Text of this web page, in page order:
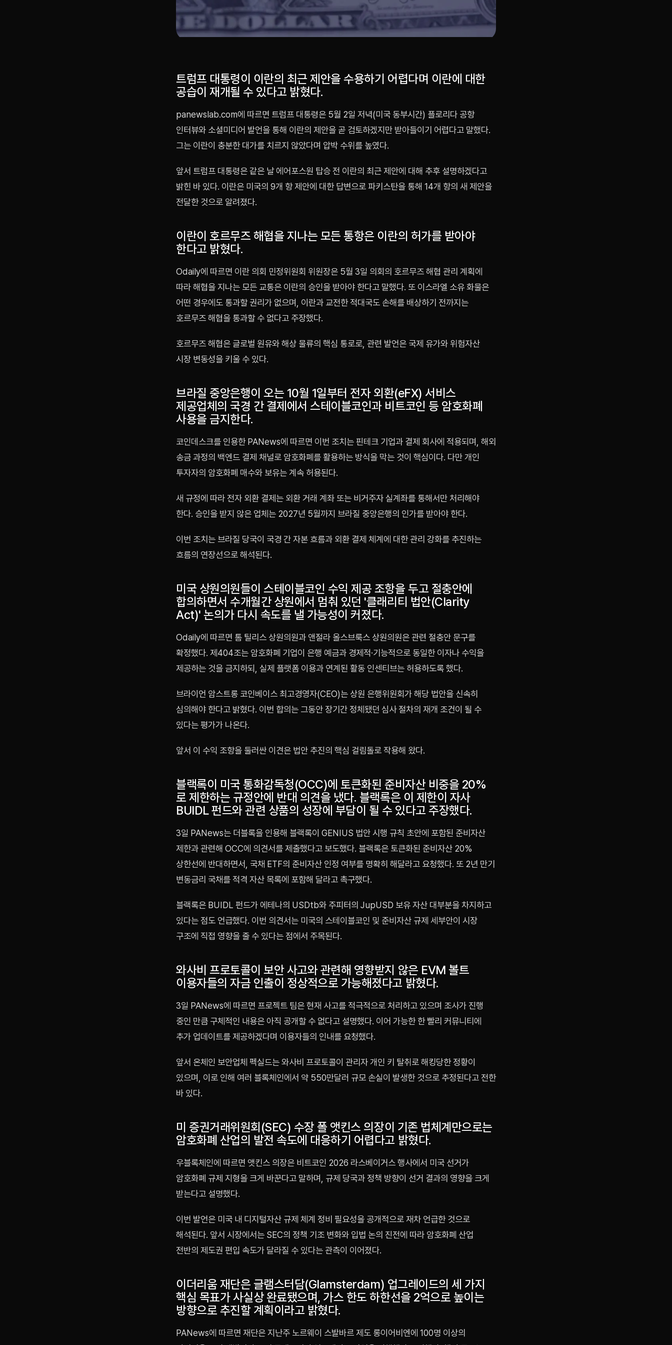
트럼프 대통령이 이란의 최근 제안을 수용하기 어렵다며 이란에 대한
공습이 재개될 수 있다고 밝혔다.
panewslab.com에 따르면 트럼프 대통령은 5월 2일 저녁(미국 동부시간) 플로리다 공항
인터뷰와 소셜미디어 발언을 통해 이란의 제안을 곧 검토하겠지만 받아들이기 어렵다고 말했다.
그는 이란이 충분한 대가를 치르지 않았다며 압박 수위를 높였다.
앞서 트럼프 대통령은 같은 날 에어포스원 탑승 전 이란의 최근 제안에 대해 추후 설명하겠다고
밝힌 바 있다. 이란은 미국의 9개 항 제안에 대한 답변으로 파키스탄을 통해 14개 항의 새 제안을
전달한 것으로 알려졌다.
이란이 호르무즈 해협을 지나는 모든 통항은 이란의 허가를 받아야
한다고 밝혔다.
Odaily에 따르면 이란 의회 민정위원회 위원장은 5월 3일 의회의 호르무즈 해협 관리 계획에
따라 해협을 지나는 모든 교통은 이란의 승인을 받아야 한다고 말했다. 또 이스라엘 소유 화물은
어떤 경우에도 통과할 권리가 없으며, 이란과 교전한 적대국도 손해를 배상하기 전까지는
호르무즈 해협을 통과할 수 없다고 주장했다.
호르무즈 해협은 글로벌 원유와 해상 물류의 핵심 통로로, 관련 발언은 국제 유가와 위험자산
시장 변동성을 키울 수 있다.
브라질 중앙은행이 오는 10월 1일부터 전자 외환(eFX) 서비스
제공업체의 국경 간 결제에서 스테이블코인과 비트코인 등 암호화폐
사용을 금지한다.
코인데스크를 인용한 PANews에 따르면 이번 조치는 핀테크 기업과 결제 회사에 적용되며, 해외
송금 과정의 백엔드 결제 채널로 암호화폐를 활용하는 방식을 막는 것이 핵심이다. 다만 개인
투자자의 암호화폐 매수와 보유는 계속 허용된다.
새 규정에 따라 전자 외환 결제는 외환 거래 계좌 또는 비거주자 실계좌를 통해서만 처리해야
한다. 승인을 받지 않은 업체는 2027년 5월까지 브라질 중앙은행의 인가를 받아야 한다.
이번 조치는 브라질 당국이 국경 간 자본 흐름과 외환 결제 체계에 대한 관리 강화를 추진하는
흐름의 연장선으로 해석된다.
미국 상원의원들이 스테이블코인 수익 제공 조항을 두고 절충안에
합의하면서 수개월간 상원에서 멈춰 있던 '클래리티 법안(Clarity
Act)' 논의가 다시 속도를 낼 가능성이 커졌다.
Odaily에 따르면 톰 틸리스 상원의원과 앤절라 올스브룩스 상원의원은 관련 절충안 문구를
확정했다. 제404조는 암호화폐 기업이 은행 예금과 경제적·기능적으로 동일한 이자나 수익을
제공하는 것을 금지하되, 실제 플랫폼 이용과 연계된 활동 인센티브는 허용하도록 했다.
브라이언 암스트롱 코인베이스 최고경영자(CEO)는 상원 은행위원회가 해당 법안을 신속히
심의해야 한다고 밝혔다. 이번 합의는 그동안 장기간 정체됐던 심사 절차의 재개 조건이 될 수
있다는 평가가 나온다.
앞서 이 수익 조항을 둘러싼 이견은 법안 추진의 핵심 걸림돌로 작용해 왔다.
블랙록이 미국 통화감독청(OCC)에 토큰화된 준비자산 비중을 20%
로 제한하는 규정안에 반대 의견을 냈다. 블랙록은 이 제한이 자사
BUIDL 펀드와 관련 상품의 성장에 부담이 될 수 있다고 주장했다.
3일 PANews는 더블록을 인용해 블랙록이 GENIUS 법안 시행 규칙 초안에 포함된 준비자산
제한과 관련해 OCC에 의견서를 제출했다고 보도했다. 블랙록은 토큰화된 준비자산 20%
상한선에 반대하면서, 국채 ETF의 준비자산 인정 여부를 명확히 해달라고 요청했다. 또 2년 만기
변동금리 국채를 적격 자산 목록에 포함해 달라고 촉구했다.
블랙록은 BUIDL 펀드가 에테나의 USDtb와 주피터의 JupUSD 보유 자산 대부분을 차지하고
있다는 점도 언급했다. 이번 의견서는 미국의 스테이블코인 및 준비자산 규제 세부안이 시장
구조에 직접 영향을 줄 수 있다는 점에서 주목된다.
와사비 프로토콜이 보안 사고와 관련해 영향받지 않은 EVM 볼트
이용자들의 자금 인출이 정상적으로 가능해졌다고 밝혔다.
3일 PANews에 따르면 프로젝트 팀은 현재 사고를 적극적으로 처리하고 있으며 조사가 진행
중인 만큼 구체적인 내용은 아직 공개할 수 없다고 설명했다. 이어 가능한 한 빨리 커뮤니티에
추가 업데이트를 제공하겠다며 이용자들의 인내를 요청했다.
앞서 온체인 보안업체 펙실드는 와사비 프로토콜이 관리자 개인 키 탈취로 해킹당한 정황이
있으며, 이로 인해 여러 블록체인에서 약 550만달러 규모 손실이 발생한 것으로 추정된다고 전한
바 있다.
미 증권거래위원회(SEC) 수장 폴 앳킨스 의장이 기존 법체계만으로는
암호화폐 산업의 발전 속도에 대응하기 어렵다고 밝혔다.
우블록체인에 따르면 앳킨스 의장은 비트코인 2026 라스베이거스 행사에서 미국 선거가
암호화폐 규제 지형을 크게 바꾼다고 말하며, 규제 당국과 정책 방향이 선거 결과의 영향을 크게
받는다고 설명했다.
이번 발언은 미국 내 디지털자산 규제 체계 정비 필요성을 공개적으로 재차 언급한 것으로
해석된다. 앞서 시장에서는 SEC의 정책 기조 변화와 입법 논의 진전에 따라 암호화폐 산업
전반의 제도권 편입 속도가 달라질 수 있다는 관측이 이어졌다.
이더리움 재단은 글램스터담(Glamsterdam) 업그레이드의 세 가지
핵심 목표가 사실상 완료됐으며, 가스 한도 하한선을 2억으로 높이는
방향으로 추진할 계획이라고 밝혔다.
PANews에 따르면 재단은 지난주 노르웨이 스발바르 제도 롱이어비엔에 100명 이상의